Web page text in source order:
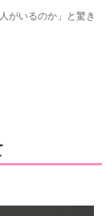
がいるのか」と驚き